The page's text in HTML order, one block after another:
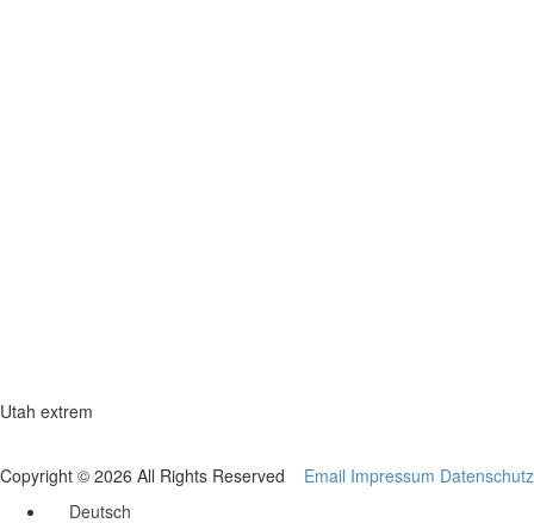
Utah extrem
Copyright © 2026 All Rights Reserved Email Impressum Datenschutz
Deutsch